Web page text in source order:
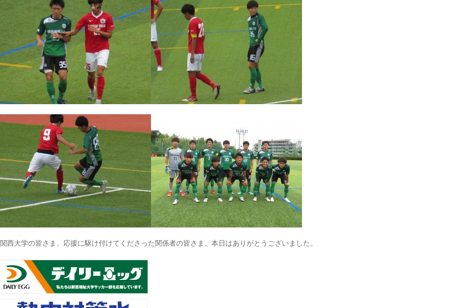
関西大学の皆さま、応援に駆け付けてくださった関係者の皆さま、本日はありがとうございました。